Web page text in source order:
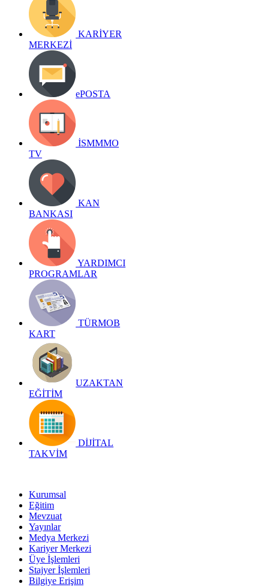
KARİYER
MERKEZİ
ePOSTA
İSMMMO
TV
KAN
BANKASI
YARDIMCI
PROGRAMLAR
TÜRMOB
KART
UZAKTAN
EĞİTİM
DİJİTAL
TAKVİM
Kurumsal
Eğitim
Mevzuat
Yayınlar
Medya Merkezi
Kariyer Merkezi
Üye İşlemleri
Stajyer İşlemleri
Bilgiye Erişim